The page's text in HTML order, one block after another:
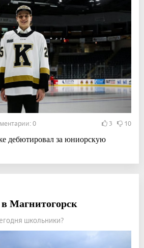
0 3 10
дебютировал за юниорскую
Магнитогорск
школьники?